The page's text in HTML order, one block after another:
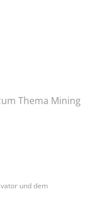
Thema Mining
und dem